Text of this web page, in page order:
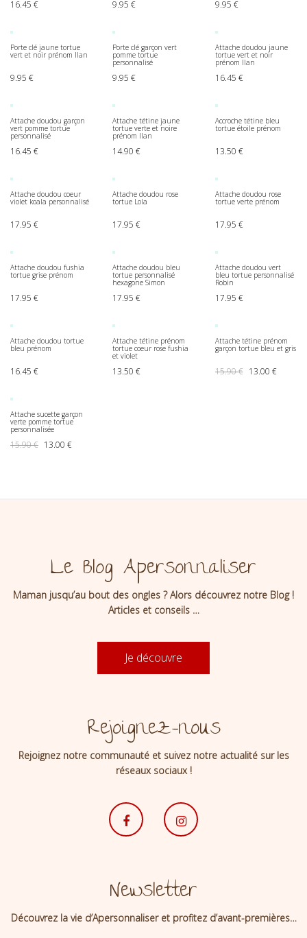
16.45 € 9.95€ 9.95 €
Porte clé jaune tortue
vert et noir prénom Ilan
9.95 €
Porte clé garçon vert
pomme tortue
personnalisé
9.95€
Attache doudou jaune
tortue vert et noir
prénom Ilan
16.45 €
Attache doudou garçon
vert pomme tortue
personnalisé
16.45 €
Attache tétine jaune
tortue verte et noire
prénom Ilan
14.90€
Accroche tétine bleu
tortue étoile prénom
13.50 €
Attache doudou coeur
violet koala personnalisé
17.95 €
Attache doudou rose
tortue Lola
17.95€
Attache doudou rose
tortue verte prénom
17.95 €
Attache doudou fushia
tortue grise prénom
17.95 €
Attache doudou bleu
tortue personnalisé
hexagone Simon
17.95€
Attache doudou vert
bleu tortue personnalisé
Robin
17.95 €
Attache doudou tortue
bleu prénom
16.45 €
Attache tétine prénom
tortue coeur rose fushia
et violet
13.50€
Attache tétine prénom
garçon tortue bleu et gris
15.90€ Le prix initial
13.00 €Le prix
Attache sucette garçon
verte pomme tortue
personnalisée
15.90€ Le prix initial était : 15.90 €.
13.00 €Le prix actuel est : 13.00 €.
Le Blog Apersonnaliser
Maman jusqu’au bout des ongles ? Alors découvrez notre Blog !
Articles et conseils …
Je découvre
Rejoignez-nous
Rejoignez notre communauté et suivez notre actualité sur les
réseaux sociaux !
Newsletter
Découvrez la vie d’Apersonnaliser et profitez d’avant-premières…